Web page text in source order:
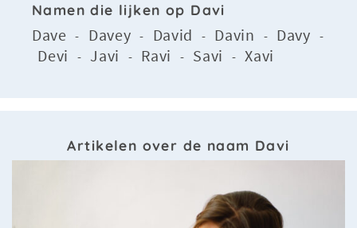
Namen die lijken op Davi
Dave - Davey - David - Davin - Davy -
Devi - Javi - Ravi - Savi -Xavi
Artikelen over de naam Davi